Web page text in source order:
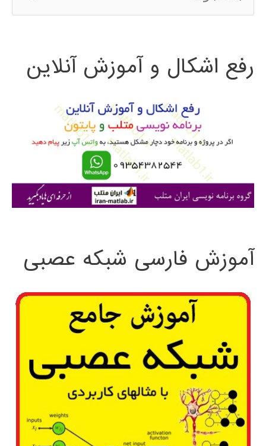
س
ج
ی
رفع اشکال و آموزش آنلاین
آموزش فارسی شبکه عصبی